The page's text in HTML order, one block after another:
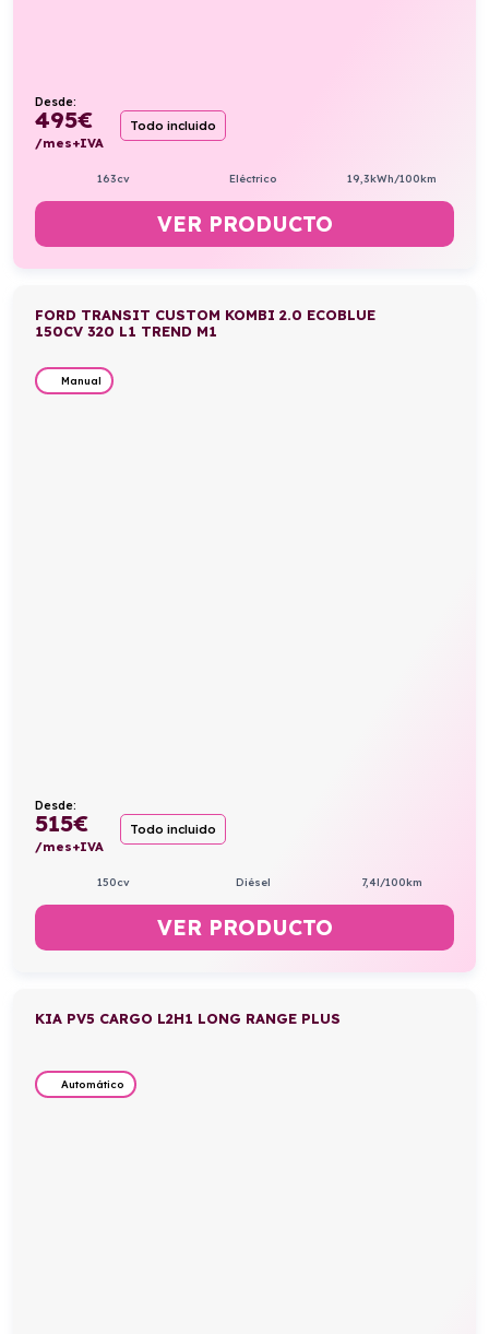
Desde:
495€
/mes+IVA
Todo incluido
163cv Eléctrico 19,3kWh/100km
VER PRODUCTO
FORD TRANSIT CUSTOM KOMBI 2.0 ECOBLUE
150CV 320 L1 TREND M1
Manual
Desde:
515€
/mes+IVA
Todo incluido
150cv Diésel 7,4l/100km
VER PRODUCTO
KIA PV5 CARGO L2H1 LONG RANGE PLUS
Automático